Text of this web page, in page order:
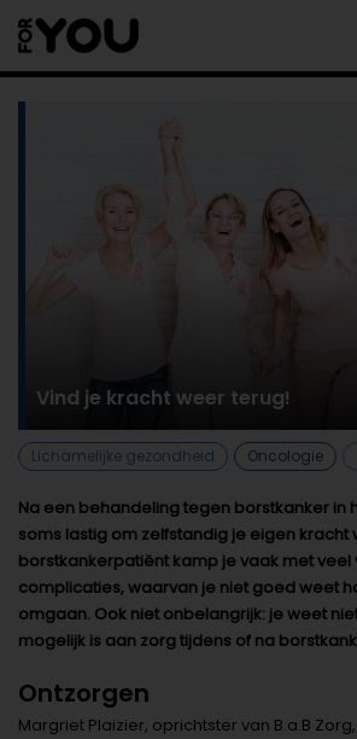
naar
artikel
Vind je kracht weer terug!
Lichamelijke gezondheid Oncologie
Na een behandeling tegen borstkanker in
soms lastig om zelfstandig je eigen kracht
borstkankerpatiënt kamp je vaak met veel
complicaties, waarvan je niet goed weet
omgaan. Ook niet onbelangrijk: je weet
mogelijk is aan zorg tijdens of na
Ontzorgen
Margriet Plaizier, oprichtster van B.a.B